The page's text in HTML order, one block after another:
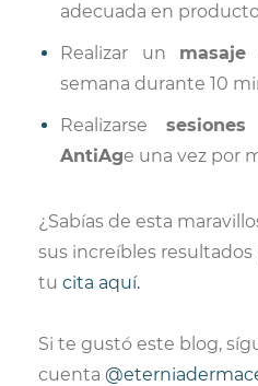
adecuada en
Realizar un
semana durante 10
Realizarse
AntiAge una vez por
¿Sabías de esta
sus increíbles
tu cita aquí.
Si te gustó este blog,
cuenta